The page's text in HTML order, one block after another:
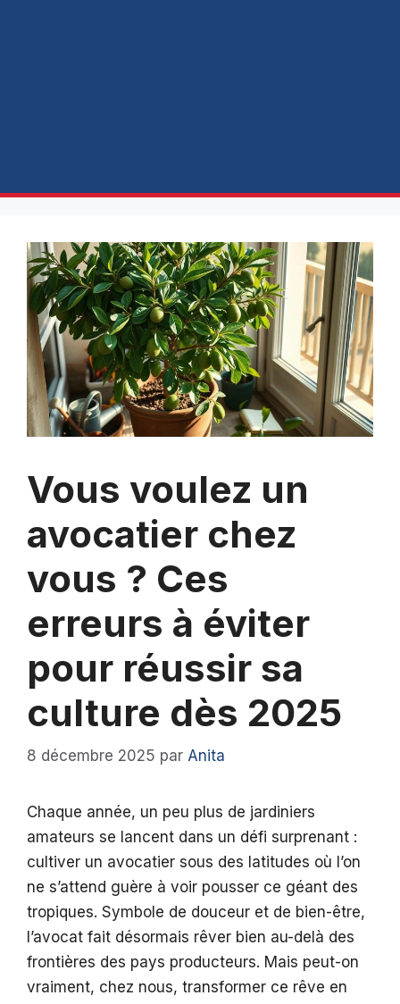
Vous voulez un
avocatier chez
vous ? Ces
erreurs à éviter
pour réussir sa
culture dès 2025
8 décembre 2025 par Anita
Chaque année, un peu plus de jardiniers
amateurs se lancent dans un défi surprenant :
cultiver un avocatier sous des latitudes où l’on
ne s’attend guère à voir pousser ce géant des
tropiques. Symbole de douceur et de bien-être,
l’avocat fait désormais rêver bien au-delà des
frontières des pays producteurs. Mais peut-on
vraiment, chez nous, transformer ce rêve en